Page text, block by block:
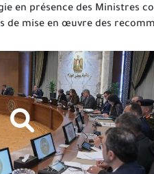
en présence des Ministres
de mise en œuvre des